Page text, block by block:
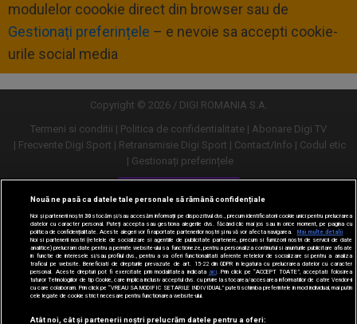
modulelor coookie direct din browser sau de
Gestionați preferințele – e nevoie sa accepti cookie-
urile social media
Copyright © 2026 / DIGI ROMANIA S.A.
Termeni si conditii
Politica de confidentialitate
Abonare Digi TV
Frecvente Digi Sport
Retransmisie Digi Sport Contact/Info
Codul etic
Gestionați preferințele
Versiune desktop
Nouă ne pasă ca datele tale personale să rămână confidențiale
Noi și partenerii noștri30stocăm și/sau accesăm informații pe dispozitivul dvs., precum identificatorii cookie unici pentru prelucrarea
datelor cu caracter personal. Puteți accepta sau gestiona alegerile dvs. făcând clic mai jos sau în orice moment, pe pagina cu
politica de confidențialitate. Aceste alegeri vor fi raportate partenerilor noștri și nu vă vor afecta navigarea.
Mai multe detalii
Noi si partenerii nostri (retelele de socializare si agentiile de publicitate partenere, precum si furnizorii nostri de servicii de date
analitice) prelucram date pentru a permite website-ului sa functioneze, pentru a personaliza continutul si anunturile publicitare afisate
in functie de interesele si/sau profilul dvs., pentru a va oferi functionalitati aferente retelelor de socializare si pentru a analiza
traficul pe website. Beneficiati de drepturile prevazute de art. 15-22 din GDPR in legatura cu prelucrarea datelor cu caracter
personal. Aceste drepturi pot fi exercitate prin modalitatea indicata aici. Prin click pe “ACCEPT TOATE”, acceptati folosirea
tuturor Tehnologiilor de tip Cookie, care implica inclusiv acceptul dvs. cu privire la stocarea/accesarea informatiilor de catre Vendor-ii
cu care colaboram. Prin click pe “VREAU SA MODIFIC SETARILE INDIVIDUAL” puteti schimba preferintele in mod individual, mai putin
cele legate de cookie strict necesare pentru functionarea website-ului.
Atât noi, cât și partenerii noștri prelucrăm datele pentru a oferi: